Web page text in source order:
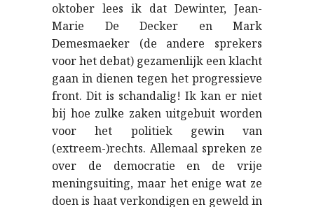
oktober lees ik dat Dewinter, Jean-
Marie De Decker en Mark
Demesmaeker (de andere sprekers
voor het debat) gezamenlijk een klacht
gaan in dienen tegen het progressieve
front. Dit is schandalig! Ik kan er niet
bij hoe zulke zaken uitgebuit worden
voor het politiek gewin van
(extreem-)rechts. Allemaal spreken ze
over de democratie en de vrije
meningsuiting, maar het enige wat ze
doen is haat verkondigen en geweld in